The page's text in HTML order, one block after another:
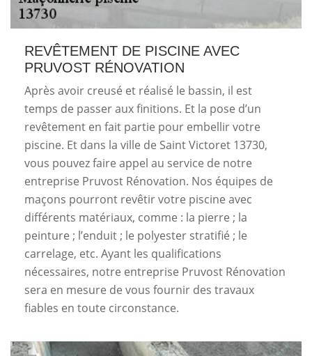
REVÊTEMENT DE PISCINE AVEC
PRUVOST RÉNOVATION
Après avoir creusé et réalisé le bassin, il est
temps de passer aux finitions. Et la pose d’un
revêtement en fait partie pour embellir votre
piscine. Et dans la ville de Saint Victoret 13730,
vous pouvez faire appel au service de notre
entreprise Pruvost Rénovation. Nos équipes de
maçons pourront revêtir votre piscine avec
différents matériaux, comme : la pierre ; la
peinture ; l’enduit ; le polyester stratifié ; le
carrelage, etc. Ayant les qualifications
nécessaires, notre entreprise Pruvost Rénovation
sera en mesure de vous fournir des travaux
fiables en toute circonstance.